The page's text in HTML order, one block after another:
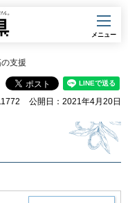
メニュー
支援
公開日：2021年4月20日